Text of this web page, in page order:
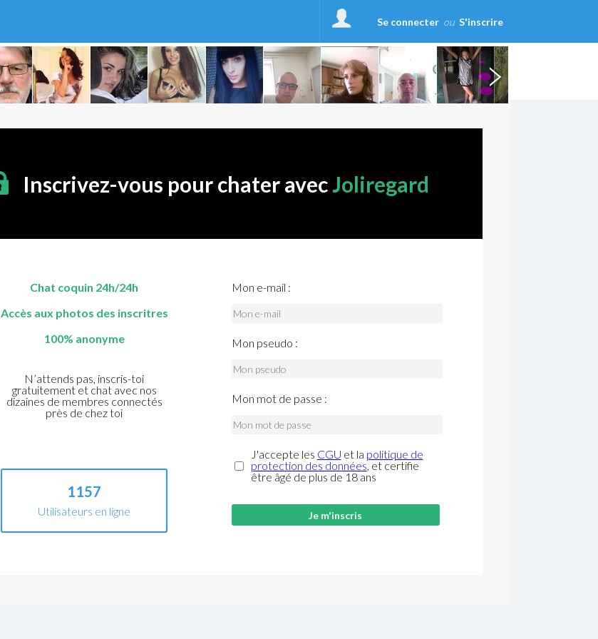
Se connecter ou S'inscrire
Inscrivez-vous pour chater avecJoliregard
Chat coquin 24h/24h
Accès aux photos des inscritres
100% anonyme
N’attends pas, inscris-toi
gratuitement et chat avec nos
dizaines de membres connectés
près de chez toi
1157
Utilisateurs en ligne
Mon e-mail :
Mon pseudo :
Mon mot de passe :
J'accepte les CGU et la politique de
protection des données, et certifie
être âgé de plus de 18 ans